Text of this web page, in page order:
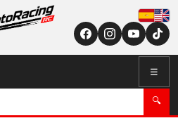
English (US /
☰
🔍